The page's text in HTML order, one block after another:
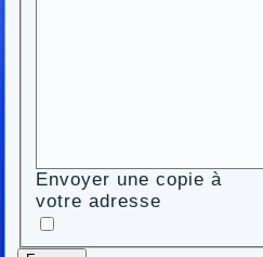
Envoyer une copie à
votre adresse